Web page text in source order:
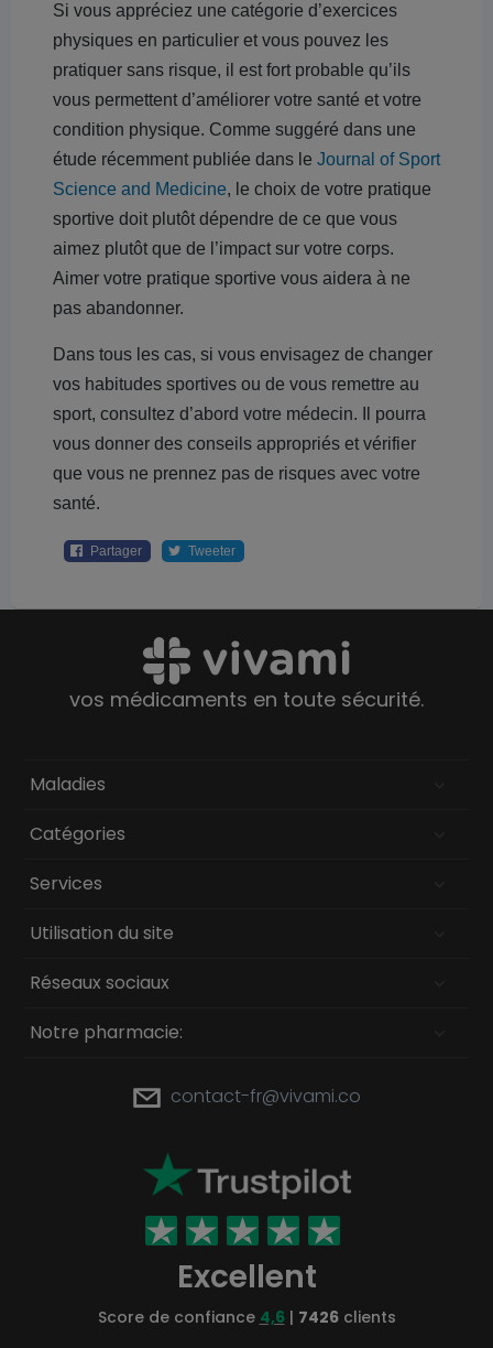
Si vous appréciez une catégorie d’exercices
physiques en particulier et vous pouvez les
pratiquer sans risque, il est fort probable qu’ils
vous permettent d’améliorer votre santé et votre
condition physique. Comme suggéré dans une
étude récemment publiée dans le Journal of Sport
Science and Medicine, le choix de votre pratique
sportive doit plutôt dépendre de ce que vous
aimez plutôt que de l’impact sur votre corps.
Aimer votre pratique sportive vous aidera à ne
pas abandonner.
Dans tous les cas, si vous envisagez de changer
vos habitudes sportives ou de vous remettre au
sport, consultez d’abord votre médecin. Il pourra
vous donner des conseils appropriés et vérifier
que vous ne prennez pas de risques avec votre
santé.
Partager Tweeter
vos médicaments en toute sécurité.
Maladies
Catégories
Services
Utilisation du site
Réseaux sociaux
Notre pharmacie:
contact-fr@vivami.co
Excellent
Score de confiance 4,6| 7426clients